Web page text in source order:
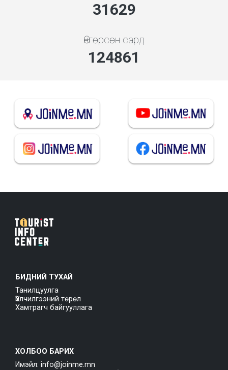
31629
Өнгөрсөн сард
129663
БИДНИЙ ТУХАЙ
Танилцуулга
Үйлчилгээний төрөл
Хамтрагч байгууллага
ХОЛБОО БАРИХ
Имэйл: info@joinme.mn